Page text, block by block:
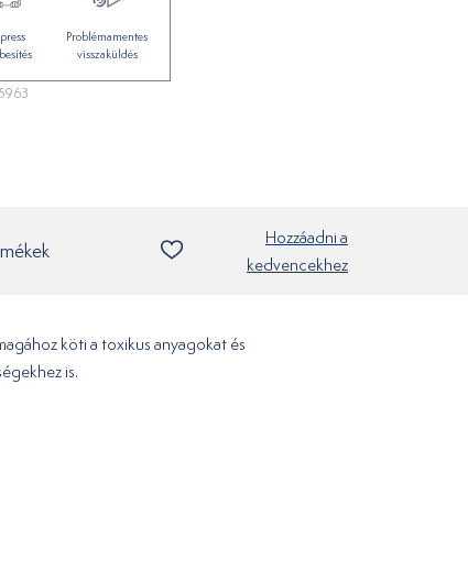
Problémamentes
visszaküldés
Hozzáadni a
kedvencekhez
köti a toxikus anyagokat és
is.